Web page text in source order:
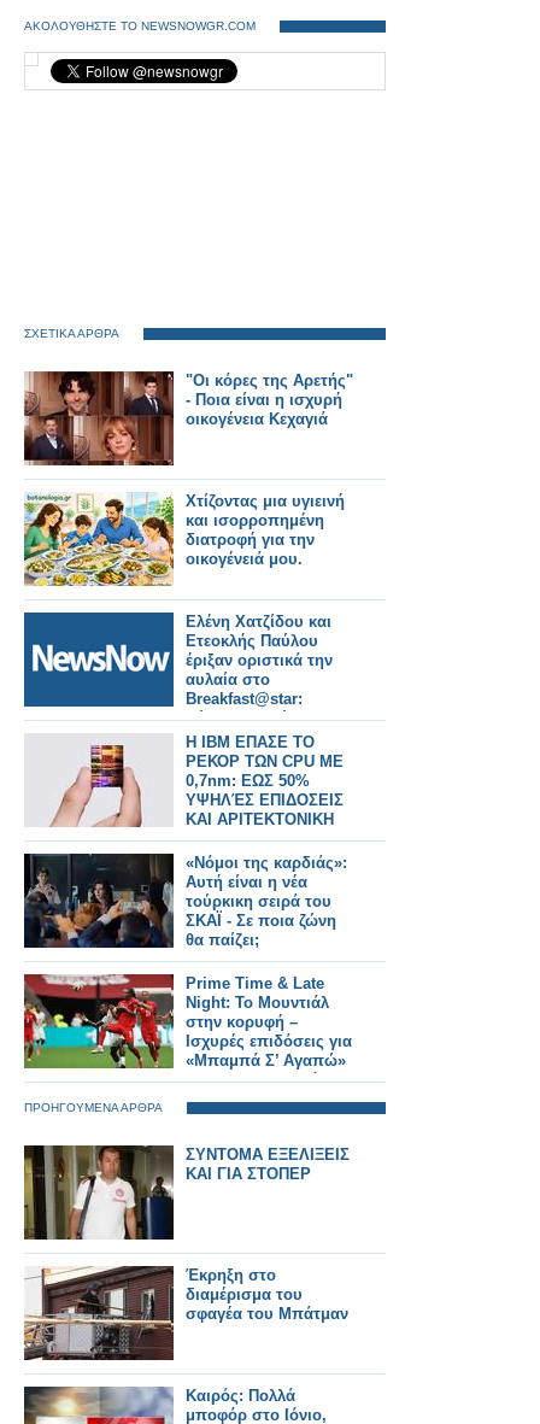
ΑΚΟΛΟΥΘΗΣΤΕ ΤΟ NEWSNOWGR.COM
ΣΧΕΤΙΚΑ ΑΡΘΡΑ
"Οι κόρες της Αρετής"
- Ποια είναι η ισχυρή
οικογένεια Κεχαγιά
Χτίζοντας μια υγιεινή
και ισορροπημένη
διατροφή για την
οικογένειά μου.
Ελένη Χατζίδου και
Ετεοκλής Παύλου
έριξαν οριστικά την
αυλαία στο
Breakfast@star:
Εύχομαι καλύτερες
μέρες για την
τηλεόραση
Η IBM ΕΠΑΣΕ ΤΟ
ΡΕΚΟΡ ΤΩΝ CPU ΜΕ
0,7nm: ΕΩΣ 50%
ΥΨΗΛΈΣ ΕΠΙΔΟΣΕΙΣ
ΚΑΙ ΑΡΙΤΕΚΤΟΝΙΚΗ
NanoStack ΣΕ 3D
«Νόμοι της καρδιάς»:
Αυτή είναι η νέα
τούρκικη σειρά του
ΣΚΑΪ - Σε ποια ζώνη
θα παίζει;
Prime Time & Late
Night: Το Μουντιάλ
στην κορυφή –
Ισχυρές επιδόσεις για
«Μπαμπά Σ’ Αγαπώ»
και «Να Μ’ Αγαπάς»
ΠΡΟΗΓΟΥΜΕΝΑ ΑΡΘΡΑ
ΣΥΝΤΟΜΑ ΕΞΕΛΙΞΕΙΣ
ΚΑΙ ΓΙΑ ΣΤΟΠΕΡ
Έκρηξη στο
διαμέρισμα του
σφαγέα του Μπάτμαν
Καιρός: Πολλά
μποφόρ στο Ιόνιο,